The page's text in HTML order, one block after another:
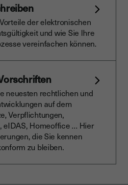
der elektronischen
und wie Sie Ihre
vereinfachen können.
neuesten rechtlichen und
auf dem
Verpflichtungen,
eIDAS, Homeoffice … Hier
die Sie kennen
zu bleiben.